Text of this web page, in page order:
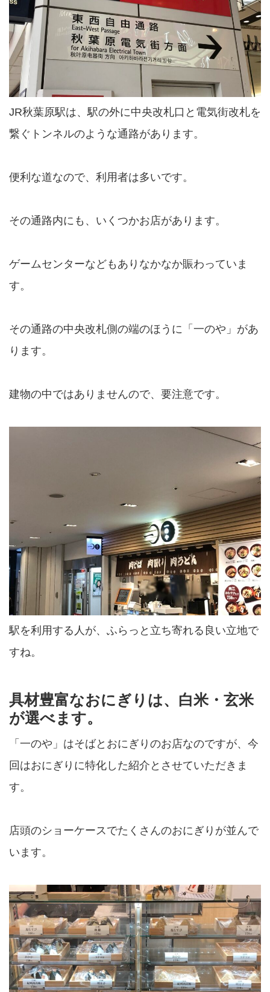
JR秋葉原駅は、駅の外に中央改札口と電気街改札を
繋ぐトンネルのような通路があります。
便利な道なので、利用者は多いです。
その通路内にも、いくつかお店があります。
ゲームセンターなどもありなかなか賑わっていま
す。
その通路の中央改札側の端のほうに「一のや」があ
ります。
建物の中ではありませんので、要注意です。
駅を利用する人が、ふらっと立ち寄れる良い立地で
すね。
具材豊富なおにぎりは、白米・玄米
が選べます。
「一のや」はそばとおにぎりのお店なのですが、今
回はおにぎりに特化した紹介とさせていただきま
す。
店頭のショーケースでたくさんのおにぎりが並んで
います。